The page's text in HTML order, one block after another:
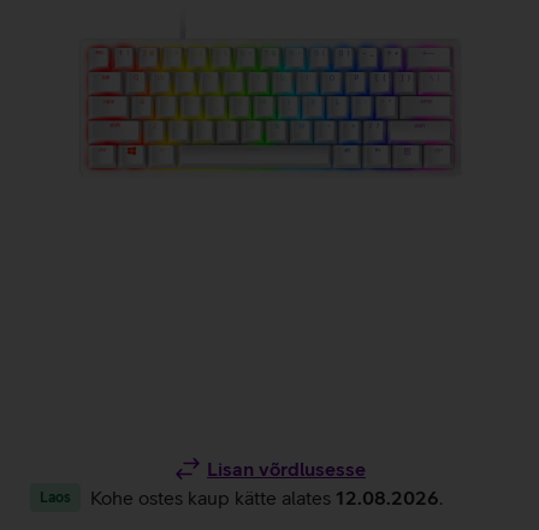
Lisan võrdlusesse
Laos Kohe ostes kaup kätte alates 12.08.2026